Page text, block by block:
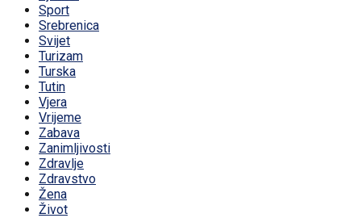
Sport
Srebrenica
Svijet
Turizam
Turska
Tutin
Vjera
Vrijeme
Zabava
Zanimljivosti
Zdravlje
Zdravstvo
Žena
Život